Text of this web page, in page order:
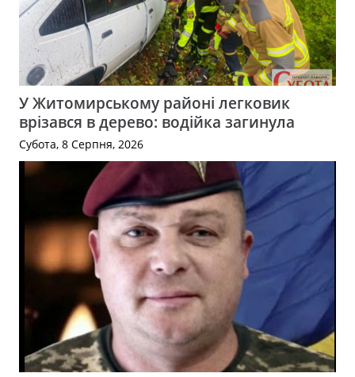
У Житомирському районі легковик
врізався в дерево: водійка загинула
Субота, 8 Серпня, 2026